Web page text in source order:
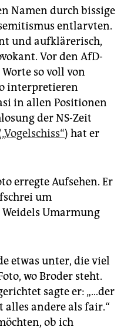
Namen durch bissige
entlarvten.
und aufklärerisch,
Vor den AfD-
so voll von
interpretieren
in allen Positionen
der NS-Zeit
„Vogelschiss“) hat er
erregte Aufsehen. Er
um
Umarmung
etwas unter, die viel
wo Broder steht.
sagte er: „…der
andere als fair.“
ob ich